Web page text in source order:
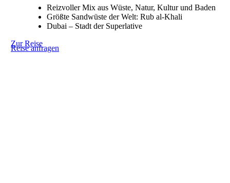
Reizvoller Mix aus Wüste, Natur, Kultur und Baden
Größte Sandwüste der Welt: Rub al-Khali
Dubai – Stadt der Superlative
Zur Reise
Reise anfragen